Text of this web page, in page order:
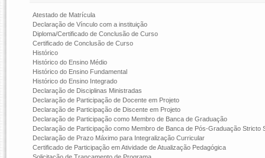
Atestado de Matrícula
Declaração de Vínculo com a instituição
Diploma/Certificado de Conclusão de Curso
Certificado de Conclusão de Curso
Histórico
Histórico do Ensino Médio
Histórico do Ensino Fundamental
Histórico do Ensino Integrado
Declaração de Disciplinas Ministradas
Declaração de Participação de Docente em Projeto
Declaração de Participação de Discente em Projeto
Declaração de Participação como Membro de Banca de Graduação
Declaração de Participação como Membro de Banca de Pós-Graduação Stricto
Declaração de Prazo Máximo para Integralização Curricular
Certificado de Participação em Atividade de Atualização Pedagógica